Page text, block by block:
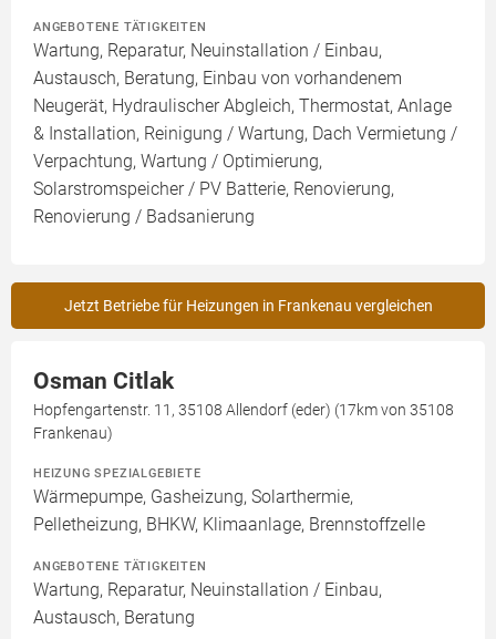
ANGEBOTENE TÄTIGKEITEN
Wartung, Reparatur, Neuinstallation / Einbau,
Austausch, Beratung, Einbau von vorhandenem
Neugerät, Hydraulischer Abgleich, Thermostat, Anlage
& Installation, Reinigung / Wartung, Dach Vermietung /
Verpachtung, Wartung / Optimierung,
Solarstromspeicher / PV Batterie, Renovierung,
Renovierung / Badsanierung
Jetzt Betriebe für Heizungen in Frankenau vergleichen
Osman Citlak
Hopfengartenstr. 11, 35108 Allendorf (eder) (17km von 35108
Frankenau)
HEIZUNG SPEZIALGEBIETE
Wärmepumpe, Gasheizung, Solarthermie,
Pelletheizung, BHKW, Klimaanlage, Brennstoffzelle
ANGEBOTENE TÄTIGKEITEN
Wartung, Reparatur, Neuinstallation / Einbau,
Austausch, Beratung